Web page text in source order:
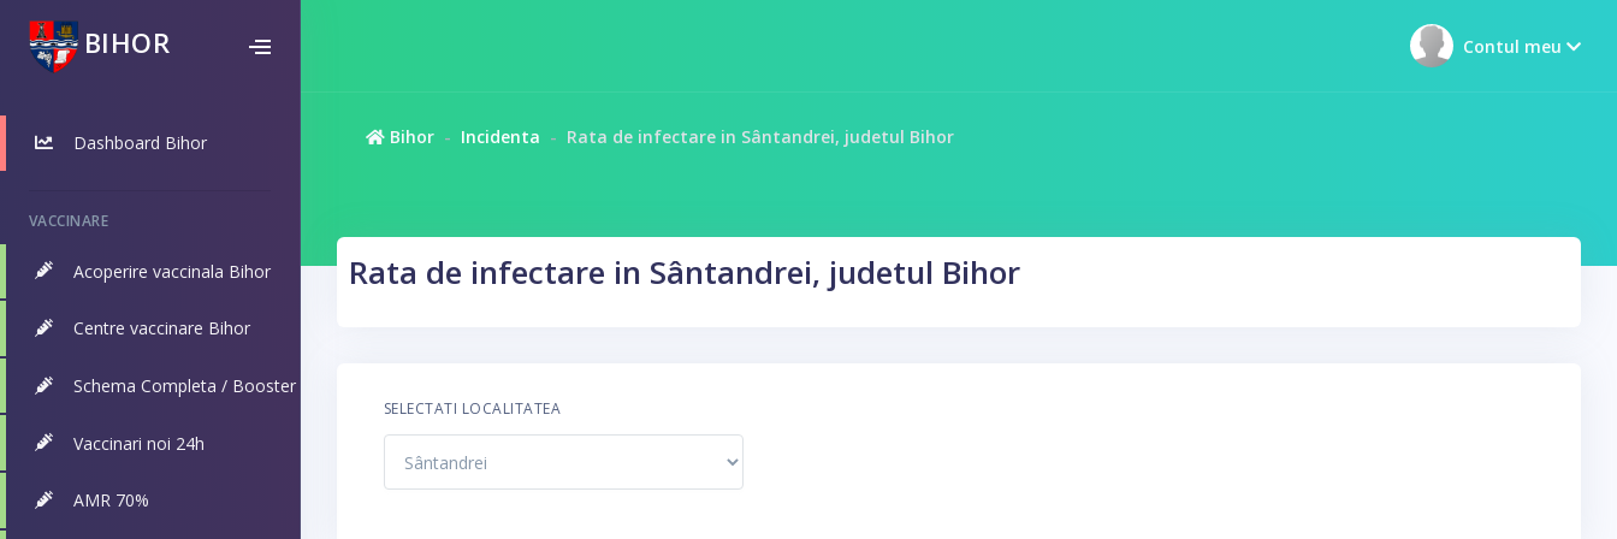
BIHOR
Dashboard Bihor
VACCINARE
Acoperire vaccinala Bihor
Centre vaccinare Bihor
Schema Completa / Booster
Vaccinari noi 24h
AMR 70%
Contul meu
Bihor Incidenta Rata de infectare in Sântandrei, judetul Bihor
Rata de infectare in Sântandrei, judetul Bihor
SELECTATI LOCALITATEA